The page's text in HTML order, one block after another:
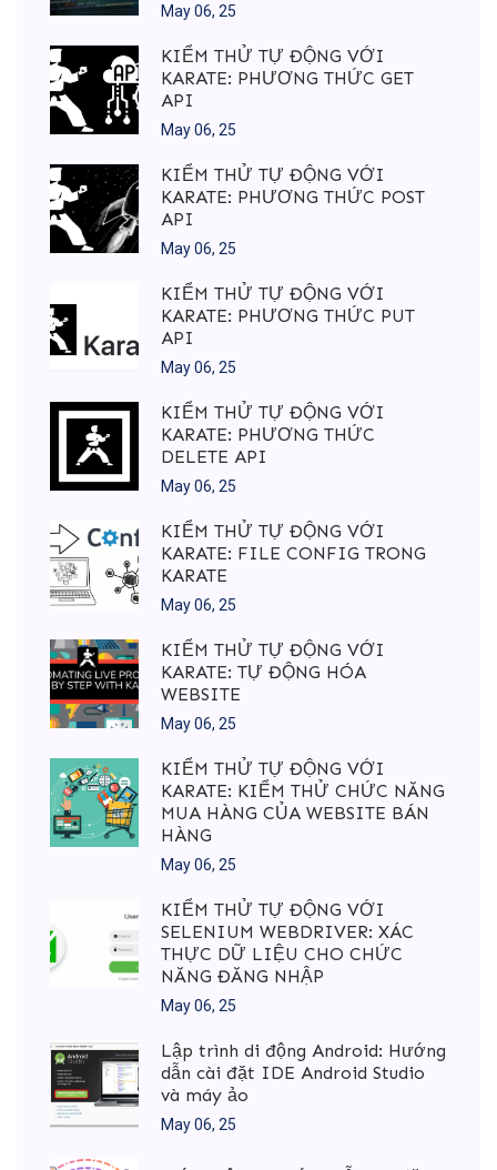
May 06, 25
KIỂM THỬ TỰ ĐỘNG VỚI
KARATE: PHƯƠNG THỨC GET
API
May 06, 25
KIỂM THỬ TỰ ĐỘNG VỚI
KARATE: PHƯƠNG THỨC POST
API
May 06, 25
KIỂM THỬ TỰ ĐỘNG VỚI
KARATE: PHƯƠNG THỨC PUT
API
May 06, 25
KIỂM THỬ TỰ ĐỘNG VỚI
KARATE: PHƯƠNG THỨC
DELETE API
May 06, 25
KIỂM THỬ TỰ ĐỘNG VỚI
KARATE: FILE CONFIG TRONG
KARATE
May 06, 25
KIỂM THỬ TỰ ĐỘNG VỚI
KARATE: TỰ ĐỘNG HÓA
WEBSITE
May 06, 25
KIỂM THỬ TỰ ĐỘNG VỚI
KARATE: KIỂM THỬ CHỨC NĂNG
MUA HÀNG CỦA WEBSITE BÁN
HÀNG
May 06, 25
KIỂM THỬ TỰ ĐỘNG VỚI
SELENIUM WEBDRIVER: XÁC
THỰC DỮ LIỆU CHO CHỨC
NĂNG ĐĂNG NHẬP
May 06, 25
Lập trình di động Android: Hướng
dẫn cài đặt IDE Android Studio
và máy ảo
May 06, 25